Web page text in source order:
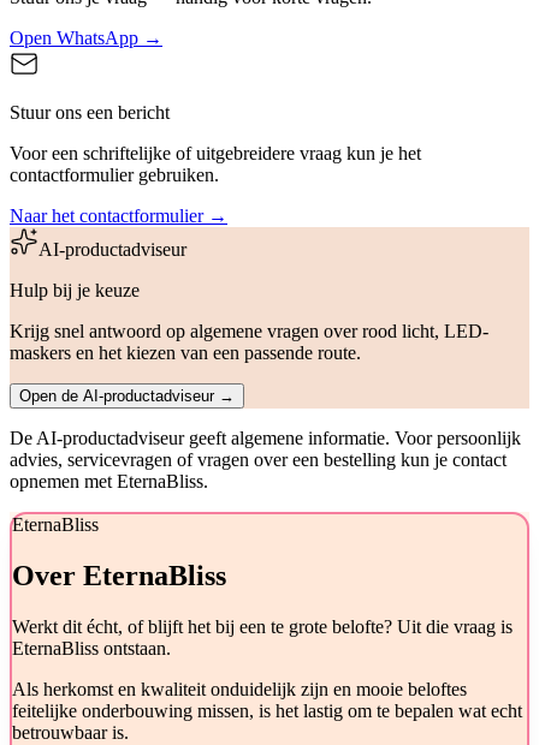
Open WhatsApp →
Stuur ons een bericht
Voor een schriftelijke of uitgebreidere vraag kun je het
contactformulier gebruiken.
Naar het contactformulier→
AI-productadviseur
Hulp bij je keuze
Krijg snel antwoord op algemene vragen over rood licht, LED-
maskers en het kiezen van een passende route.
Open de AI-productadviseur →
De AI-productadviseur geeft algemene informatie. Voor persoonlijk
advies, servicevragen of vragen over een bestelling kun je contact
opnemen met EternaBliss.
EternaBliss
Over EternaBliss
Werkt dit écht, of blijft het bij een te grote belofte? Uit die vraag is
EternaBliss ontstaan.
Als herkomst en kwaliteit onduidelijk zijn en mooie beloftes
feitelijke onderbouwing missen, is het lastig om te bepalen wat echt
betrouwbaar is.